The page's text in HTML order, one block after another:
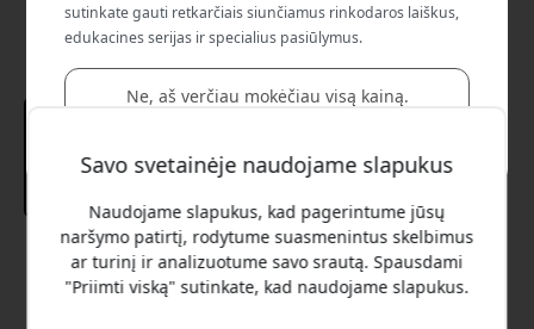
Rekomenduojama kaina
19.99 EUR
Savo svetainėje naudojame slapukus
Naudojame slapukus, kad pagerintume jūsų
naršymo patirtį, rodytume suasmenintus skelbimus
ar turinį ir analizuotume savo srautą. Spausdami
"Priimti viską" sutinkate, kad naudojame slapukus.
sutinkate gauti retkarčiais siunčiamus rinkodaros laiškus,
edukacines serijas ir specialius pasiūlymus.
Ne, aš verčiau mokėčiau visą kainą.